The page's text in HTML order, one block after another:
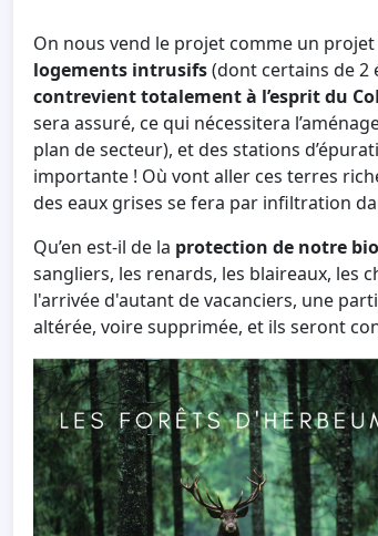
On nous vend le projet comme un projet
logements intrusifs(dont certains de 2
contrevient totalement à l’esprit du
sera assuré, ce qui nécessitera
plan de secteur), et des stations
importante ! Où vont aller ces terres
des eaux grises se fera par infiltration
Qu’en est-il de la protection de notre
sangliers, les renards, les blaireaux, les
l'arrivée d'autant de vacanciers, une
altérée, voire supprimée, et ils seront